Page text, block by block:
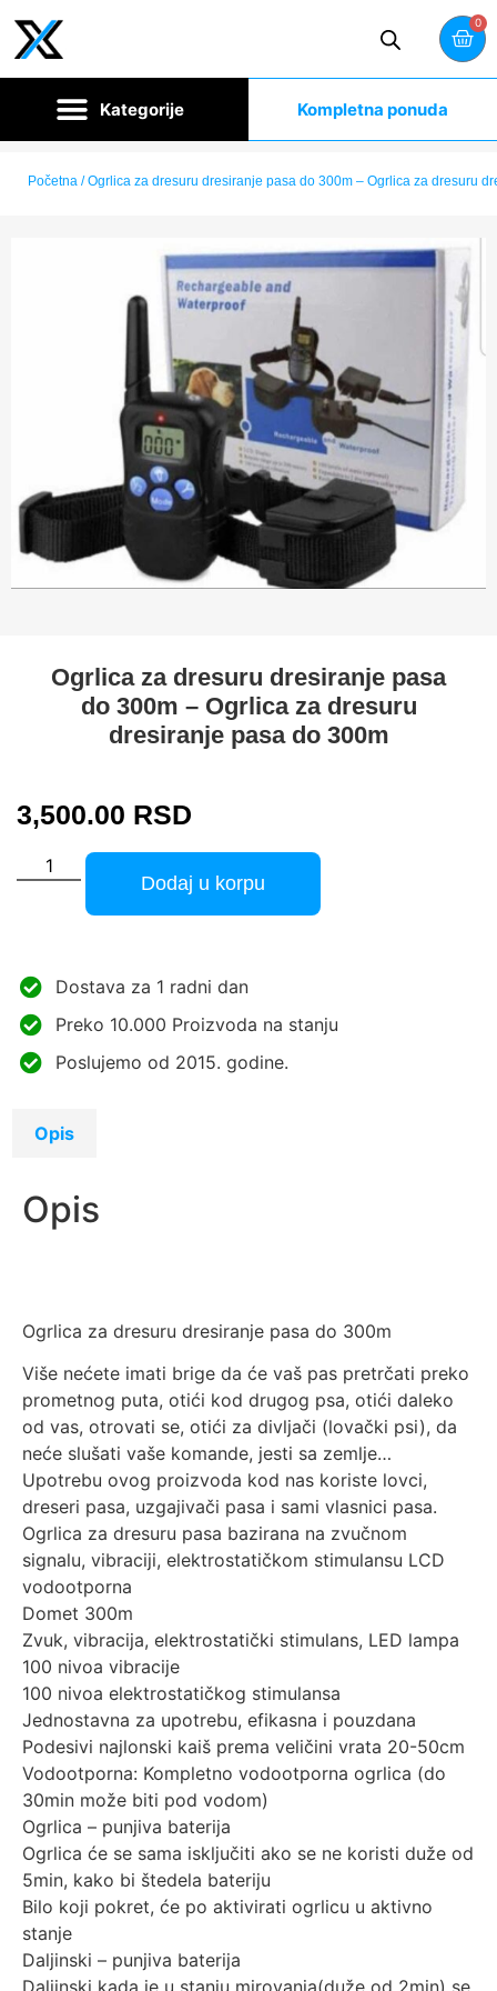
0
Kompletna ponuda
Početna / Ogrlica za dresuru dresiranje pasa do 300m – Ogrlica za dresuru
Ogrlica za dresuru dresiranje pasa
do 300m – Ogrlica za dresuru
dresiranje pasa do 300m
3,500.00 RSD
Dodaj u korpu
Dostava za 1 radni dan
Preko 10.000 Proizvoda na stanju
Poslujemo od 2015. godine.
Opis
Opis
Ogrlica za dresuru dresiranje pasa do 300m
Više nećete imati brige da će vaš pas pretrčati preko
prometnog puta, otići kod drugog psa, otići daleko
od vas, otrovati se, otići za divljači (lovački psi), da
neće slušati vaše komande, jesti sa zemlje…
Upotrebu ovog proizvoda kod nas koriste lovci,
dreseri pasa, uzgajivači pasa i sami vlasnici pasa.
Ogrlica za dresuru pasa bazirana na zvučnom
signalu, vibraciji, elektrostatičkom stimulansu LCD
vodootporna
Domet 300m
Zvuk, vibracija, elektrostatički stimulans, LED lampa
100 nivoa vibracije
100 nivoa elektrostatičkog stimulansa
Jednostavna za upotrebu, efikasna i pouzdana
Podesivi najlonski kaiš prema veličini vrata 20-50cm
Vodootporna: Kompletno vodootporna ogrlica (do
30min može biti pod vodom)
Ogrlica – punjiva baterija
Ogrlica će se sama isključiti ako se ne koristi duže od
5min, kako bi štedela bateriju
Bilo koji pokret, će po aktivirati ogrlicu u aktivno
stanje
Daljinski – punjiva baterija